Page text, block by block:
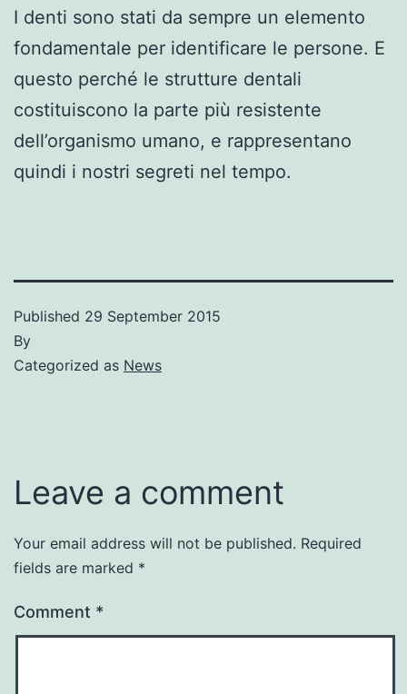
I denti sono stati da sempre un elemento
fondamentale per identificare le persone. E
questo perché le strutture dentali
costituiscono la parte più resistente
dell’organismo umano, e rappresentano
quindi i nostri segreti nel tempo.
Published 29 September 2015
By
Categorized as News
Leave a comment
Your email address will not be published. Required
fields are marked *
Comment *